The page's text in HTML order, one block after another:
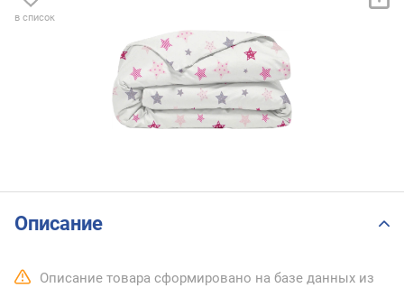
в список
Описание
Описание товара сформировано на базе данных из